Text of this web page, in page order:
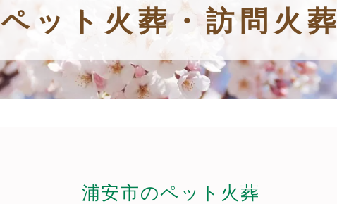
ペット火葬・訪問火葬
浦安市のペット火葬